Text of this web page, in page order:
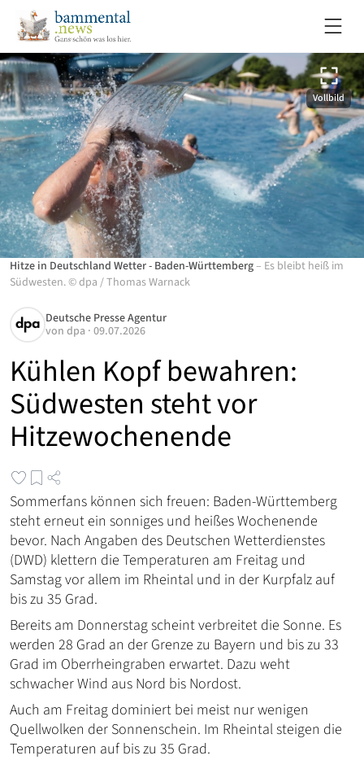
Vollbild
Hitze in Deutschland Wetter - Baden-Württemberg– Es bleibt heiß im
Südwesten.©dpa /Thomas Warnack
Kühlen Kopf bewahren:
Südwesten steht vor
Hitzewochenende
Deutsche Presse Agentur
von dpa · 09.07.2026
Sommerfans können sich freuen: Baden-Württemberg
steht erneut ein sonniges und heißes Wochenende
bevor. Nach Angaben des Deutschen Wetterdienstes
(DWD) klettern die Temperaturen am Freitag und
Samstag vor allem im Rheintal und in der Kurpfalz auf
bis zu 35 Grad.
Bereits am Donnerstag scheint verbreitet die Sonne. Es
werden 28 Grad an der Grenze zu Bayern und bis zu 33
Grad im Oberrheingraben erwartet. Dazu weht
schwacher Wind aus Nord bis Nordost.
Auch am Freitag dominiert bei meist nur wenigen
Quellwolken der Sonnenschein. Im Rheintal steigen die
Temperaturen auf bis zu 35 Grad.